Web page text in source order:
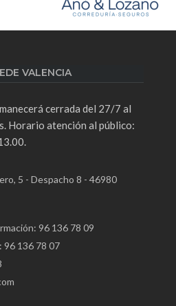
VALENCIA
cerrada del 27/7 al
Horario atención al público:
5 - Despacho 8 - 46980
96 136 78 09
96 136 78 07